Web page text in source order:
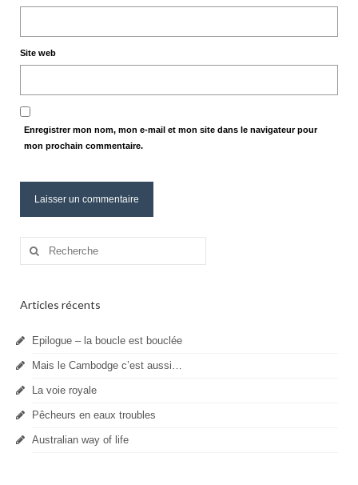
Site web
Enregistrer mon nom, mon e-mail et mon site dans le navigateur pour
mon prochain commentaire.
Rechercher
Articles récents
Epilogue – la boucle est bouclée
Mais le Cambodge c’est aussi…
La voie royale
Pêcheurs en eaux troubles
Australian way of life